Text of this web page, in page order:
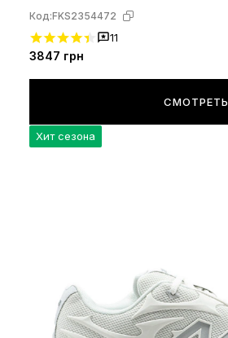
Код:FKS2354472
11
3847 грн
СМОТРЕТЬ
Хит сезона